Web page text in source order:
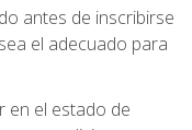
antes de inscribirse
el adecuado para
en el estado de